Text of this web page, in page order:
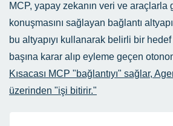
MCP, yapay zekanın veri ve
konuşmasını sağlayan bağlantı
bu altyapıyı kullanarak belirli bir
başına karar alıp eyleme geçen
Kısacası MCP "bağlantıyı" sağlar,
üzerinden "işi bitirir."